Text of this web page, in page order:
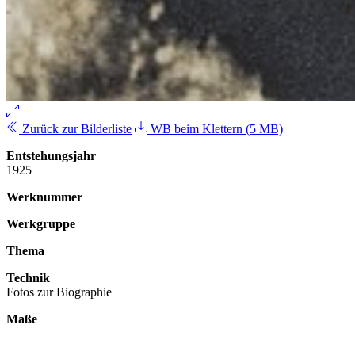
Zurück zur Bilderliste
WB beim Klettern (5 MB)
Entstehungsjahr
1925
Werknummer
Werkgruppe
Thema
Technik
Fotos zur Biographie
Maße